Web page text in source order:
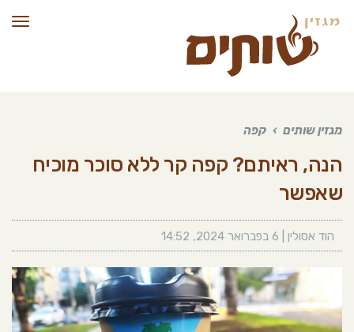
מגזין שותים › קפה
הנה, ראיתם? קפה קר ללא סוכר מוכיח
שאפשר
הוד אסולין 6 בפברואר 2024 ,
14:52